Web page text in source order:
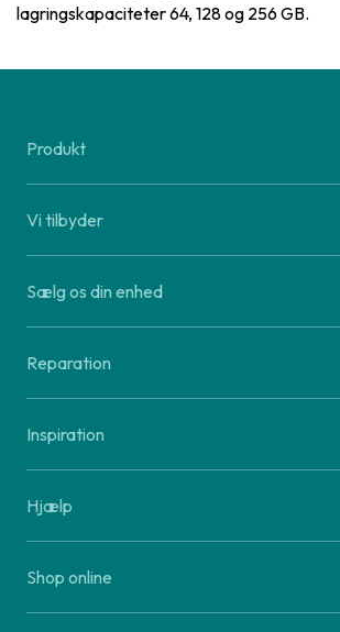
lagringskapaciteter 64, 128 og 256 GB.
Produkt
Vi tilbyder
Sælg os din enhed
Reparation
Inspiration
Hjælp
Shop online